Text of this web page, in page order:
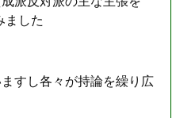
ました
すし各々が持論を繰り広